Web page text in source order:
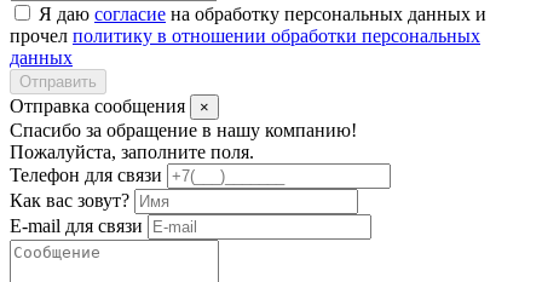
Я даю согласие на обработку персональных данных и
прочел политику в отношении обработки персональных
данных
Отправить
Отправка сообщения ×
Спасибо за обращение в нашу компанию!
Пожалуйста, заполните поля.
Телефон для связи
Как вас зовут?
E-mail для связи